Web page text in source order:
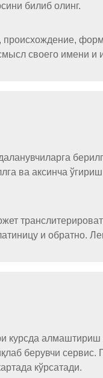
билиб олинг.
своего имени и
ва аксинча
и обратно.
курсда алмаштириш
берувчи сервис.
кўрсатади.